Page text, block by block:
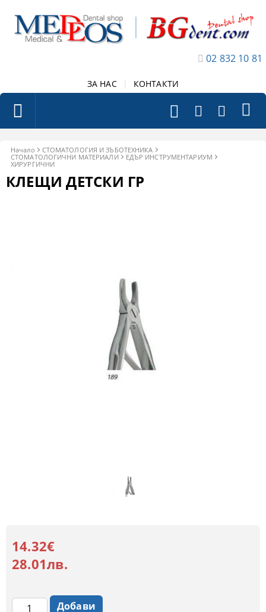
02 832 10 81
ЗА НАС КОНТАКТИ
Начало
СТОМАТОЛОГИЯ И ЗЪБОТЕХНИКА
СТОМАТОЛОГИЧНИ МАТЕРИАЛИ
ЕДЪР ИНСТРУМЕНТАРИУМ
ХИРУРГИЧНИ
КЛЕЩИ ДЕТСКИ ГР
14.32€
28.01лв.